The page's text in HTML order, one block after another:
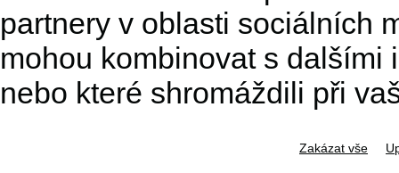
partnery v oblasti sociálních
mohou kombinovat s dalšími
nebo které shromáždili při
Zakázat vše